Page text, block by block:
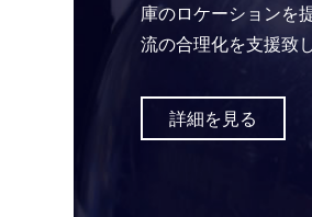
庫のロケーションを
流の合理化を支援致
詳細を見る